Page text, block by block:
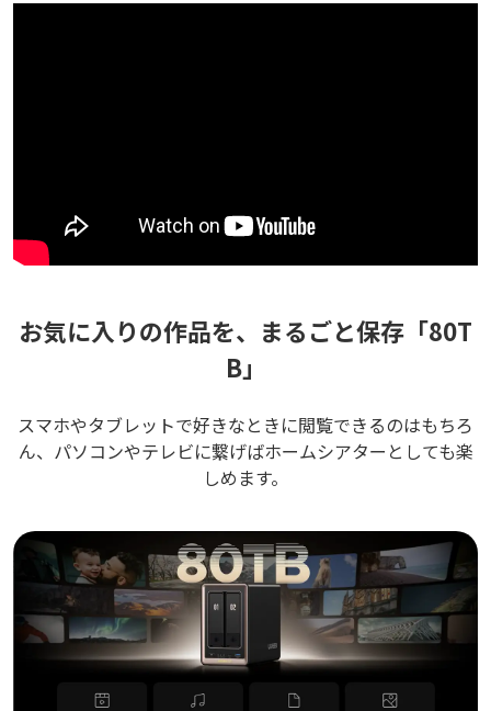
お気に入りの作品を、まるごと保存「80T
B」
スマホやタブレットで好きなときに閲覧できるのはもちろ
ん、パソコンやテレビに繋げばホームシアターとしても楽
しめます。